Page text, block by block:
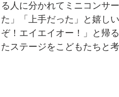
る人に分かれてミニコンサ
た」「上手だった」と嬉し
ぞ！エイエイオー！」と帰
たステージをこどもたちと